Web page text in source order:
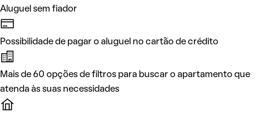
Aluguel sem fiador
Possibilidade de pagar o aluguel no cartão de crédito
Mais de 60 opções de filtros para buscar o apartamento que
atenda às suas necessidades